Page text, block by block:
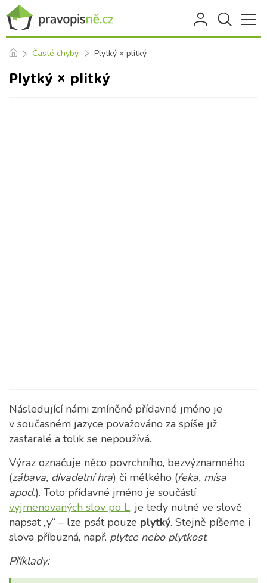
Časté chyby Plytký × plitký
Plytký × plitký
Následující námi zmíněné přídavné jméno je
v současném jazyce považováno za spíše již
zastaralé a tolik se nepoužívá.
Výraz označuje něco povrchního, bezvýznamného
(zábava, divadelní hra) či mělkého (řeka, mísa
apod.). Toto přídavné jméno je součástí
vyjmenovaných slov po L, je tedy nutné ve slově
napsat „y“ – lze psát pouze plytký. Stejně píšeme i
slova příbuzná, např. plytce nebo plytkost.
Příklady: